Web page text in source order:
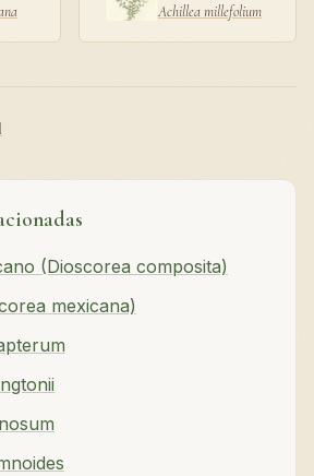
Achillea millefolium
(Dioscorea composita)
mexicana)